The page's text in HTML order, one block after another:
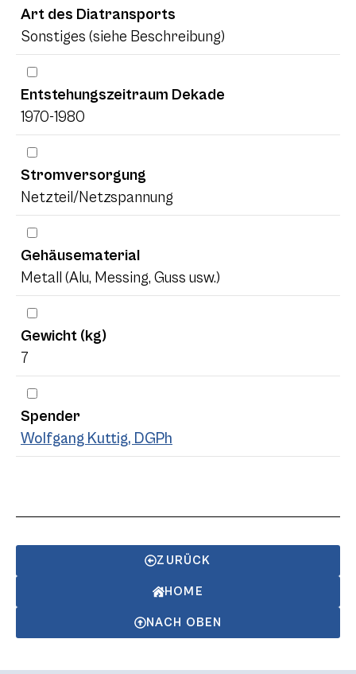
Art des Diatransports
Sonstiges (siehe Beschreibung)
Entstehungszeitraum Dekade
1970-1980
Stromversorgung
Netzteil/Netzspannung
Gehäusematerial
Metall (Alu, Messing, Guss usw.)
Gewicht (kg)
7
Spender
Wolfgang Kuttig, DGPh
ZURÜCK
HOME
NACH OBEN